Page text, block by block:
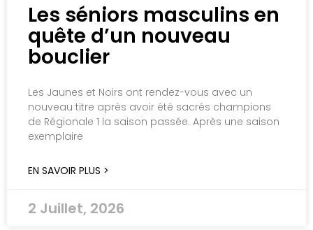
Les séniors masculins en
quête d’un nouveau
bouclier
Les Jaunes et Noirs ont rendez-vous avec un
nouveau titre après avoir été sacrés champions
de Régionale 1 la saison passée. Après une saison
exemplaire
EN SAVOIR PLUS >
2 Juillet, 2026